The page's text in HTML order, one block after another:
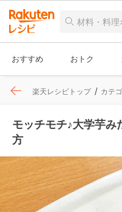
おすすめ おトク
楽天レシピトップ カテ
モッチモチ♪大学芋み
方